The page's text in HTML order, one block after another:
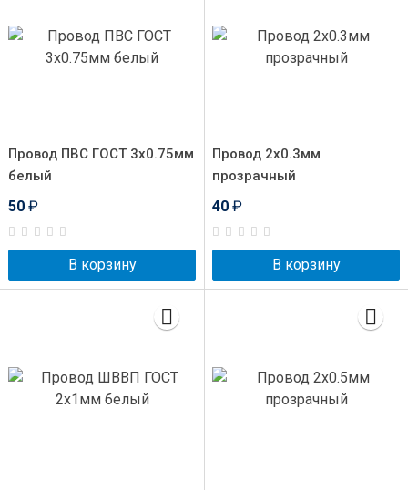
Провод ПВС ГОСТ 3x0.75мм
белый
50 ₽
В корзину
Провод 2x0.3мм
прозрачный
40 ₽
В корзину